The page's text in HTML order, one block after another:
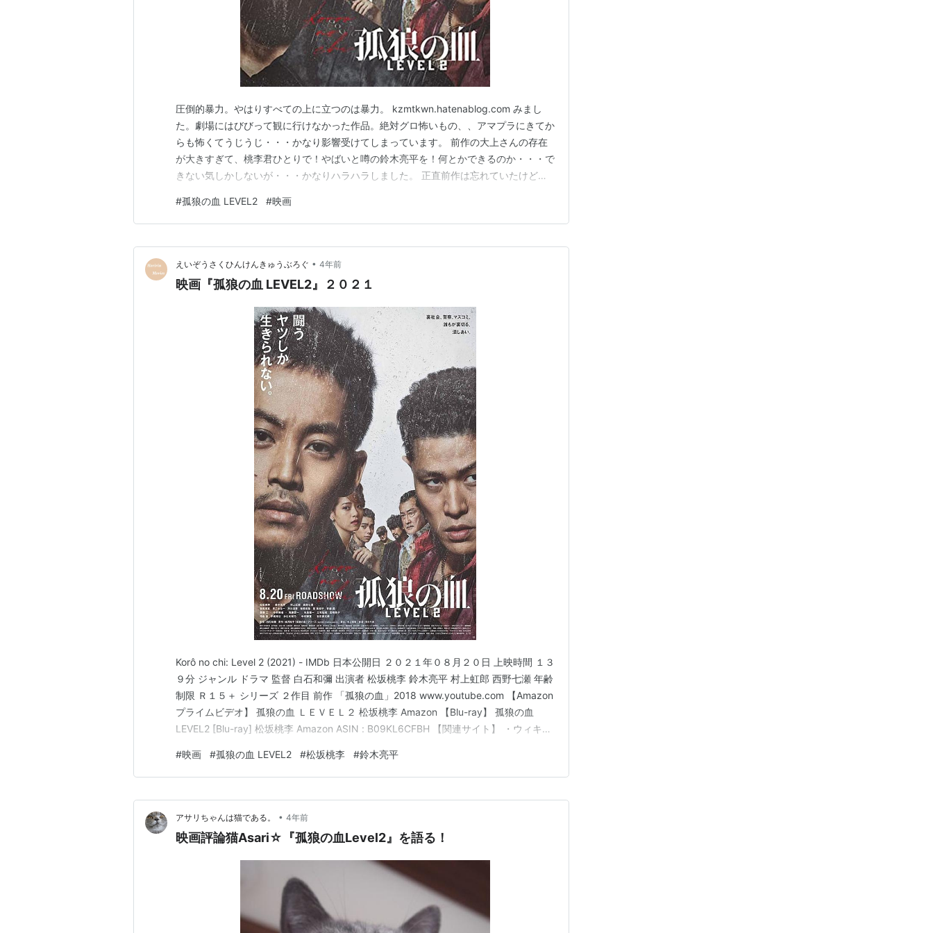
圧倒的暴力。やはりすべての上に立つのは暴力。 kzmtkwn.hatenablog.com みまし
た。劇場にはびびって観に行けなかった作品。絶対グロ怖いもの、、アマプラにきてか
らも怖くてうじうじ・・・かなり影響受けてしまっています。 前作の大上さんの存在
が大きすぎて、桃李君ひとりで！やばいと噂の鈴木亮平を！何とかできるのか・・・で
きない気しかしないが・・・かなりハラハラしました。 正直前作は忘れていたけど全
画。広島弁の凄み、かっこいい。 サイコパス暴力描写、悲惨な出自、警察とヤクザ間
の2重スパイ、警察上層部との内部争い…
#孤狼の血 LEVEL2 #映画
えいぞうさくひんけんきゅうぶろぐ • 4年前
映画『孤狼の血 LEVEL2』２０２１
Korô no chi: Level 2 (2021) - IMDb 日本公開日 ２０２１年０８月２０日 上映時間 １３
９分 ジャンル ドラマ 監督 白石和彌 出演者 松坂桃李 鈴木亮平 村上虹郎 西野七瀬 年齢
制限 Ｒ１５＋ シリーズ ２作目 前作 「孤狼の血」2018 www.youtube.com 【Amazon
プライムビデオ】 孤狼の血 ＬＥＶＥＬ２ 松坂桃李 Amazon 【Blu-ray】 孤狼の血
LEVEL2 [Blu-ray] 松坂桃李 Amazon ASIN : B09KL6CFBH 【関連サイト】 ・ウィキペ
#映画 #孤狼の血 LEVEL2 #松坂桃李 #鈴木亮平
アサリちゃんは猫である。 • 4年前
映画評論猫Asari☆『孤狼の血Level2』を語る！